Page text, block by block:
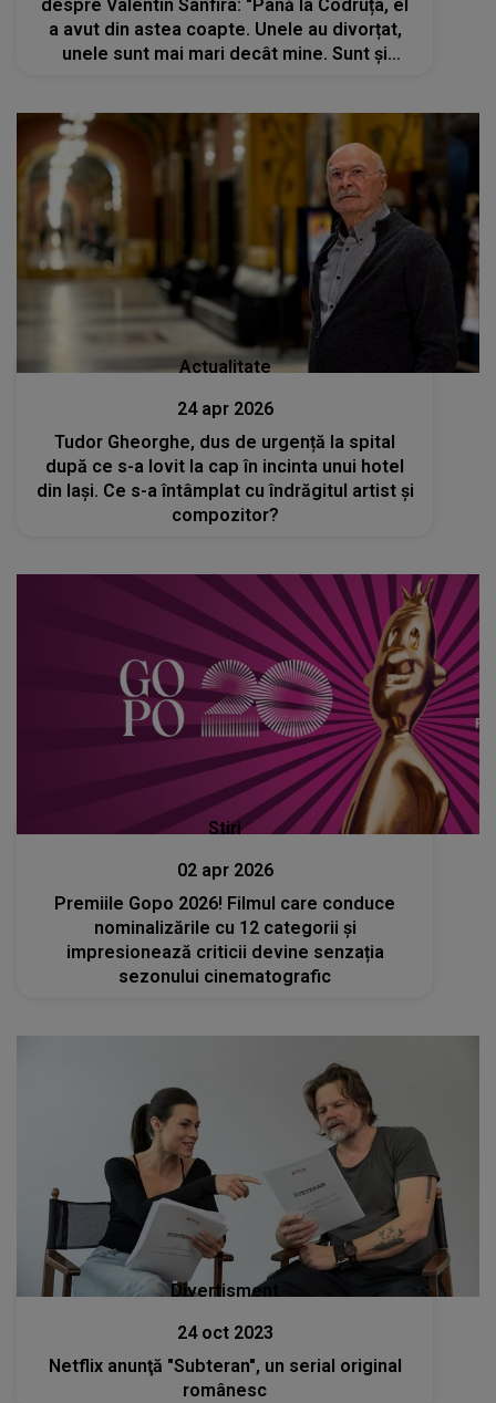
despre Valentin Sanfira: "Până la Codruța, el
a avut din astea coapte. Unele au divorțat,
unele sunt mai mari decât mine. Sunt și
Actualitate
24 apr 2026
Tudor Gheorghe, dus de urgență la spital
după ce s-a lovit la cap în incinta unui hotel
din Iași. Ce s-a întâmplat cu îndrăgitul artist și
compozitor?
Stiri
02 apr 2026
Premiile Gopo 2026! Filmul care conduce
nominalizările cu 12 categorii și
impresionează criticii devine senzația
sezonului cinematografic
Divertisment
24 oct 2023
Netflix anunţă "Subteran", un serial original
românesc